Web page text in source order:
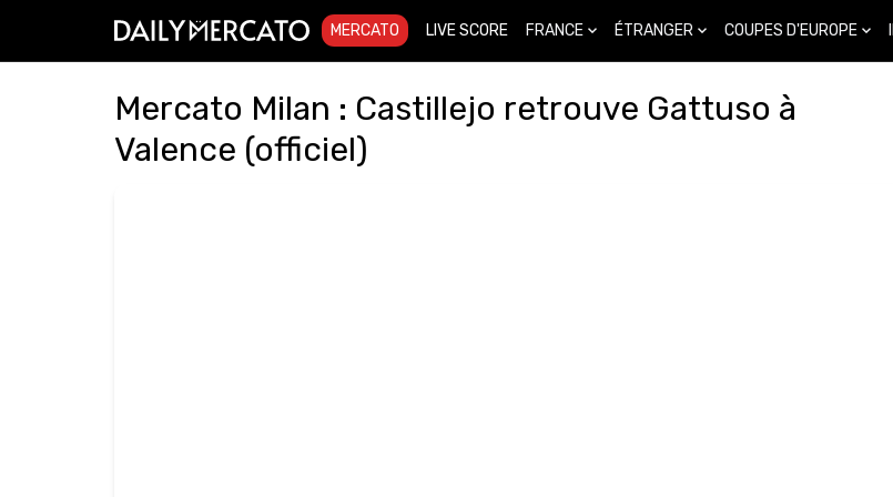
MERCATO LIVE SCORE FRANCE ÉTRANGER COUPES D'EUROPE
Mercato Milan : Castillejo retrouve Gattuso à
Valence (officiel)